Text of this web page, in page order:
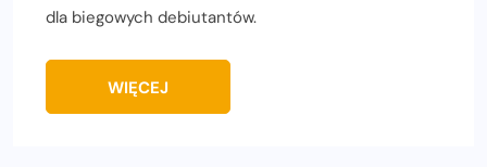
dla biegowych debiutantów.
WIĘCEJ